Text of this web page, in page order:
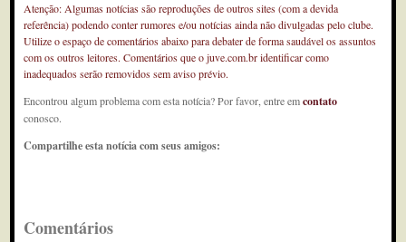
Atenção: Algumas notícias são reproduções de outros sites (com a devida
referência) podendo conter rumores e/ou notícias ainda não divulgadas pelo clube.
Utilize o espaço de comentários abaixo para debater de forma saudável os assuntos
com os outros leitores. Comentários que o juve.com.br identificar como
inadequados serão removidos sem aviso prévio.
Encontrou algum problema com esta notícia? Por favor, entre emcontato
conosco.
Compartilhe esta notícia com seus amigos:
Comentários